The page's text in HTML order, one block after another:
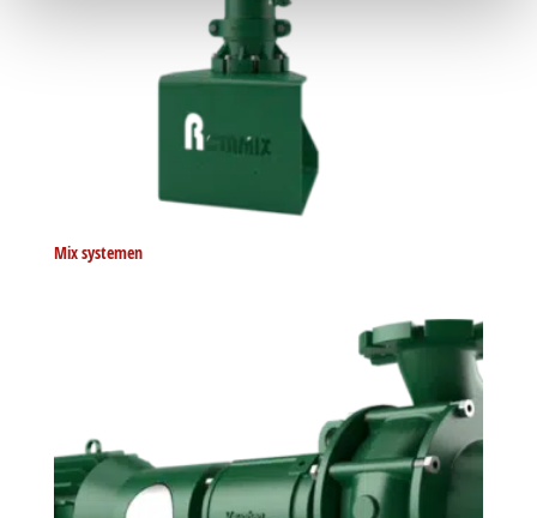
Mix systemen